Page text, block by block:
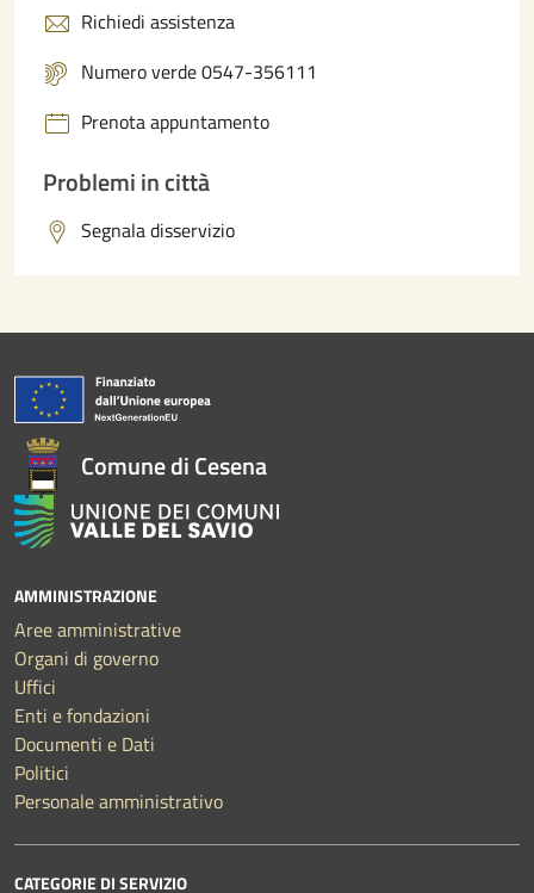
Richiedi assistenza
Numero verde 0547-356111
Prenota appuntamento
Problemi in città
Segnala disservizio
Comune di Cesena
AMMINISTRAZIONE
Aree amministrative
Organi di governo
Uffici
Enti e fondazioni
Documenti e Dati
Politici
Personale amministrativo
CATEGORIE DI SERVIZIO